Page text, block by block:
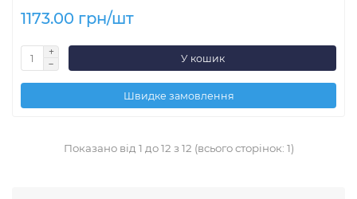
1173.00 грн/шт
У кошик
Швидке замовлення
Показано від 1 до 12 з 12 (всього сторінок: 1)